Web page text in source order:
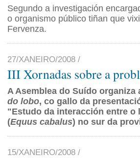
Segundo a investigación
o organismo público tiñan que
Fervenza.
27/XANEIRO/2008 /
III Xornadas sobre a
A Asemblea do Suído organiza
do lobo, co gallo da
"Estudo da interacción entre o
(Equus cabalus) no sur da
15/XANEIRO/2008 /